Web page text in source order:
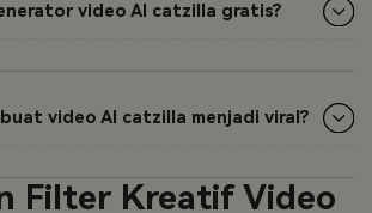
video AI catzilla gratis?
video AI catzilla menjadi viral?
Filter Kreatif Video